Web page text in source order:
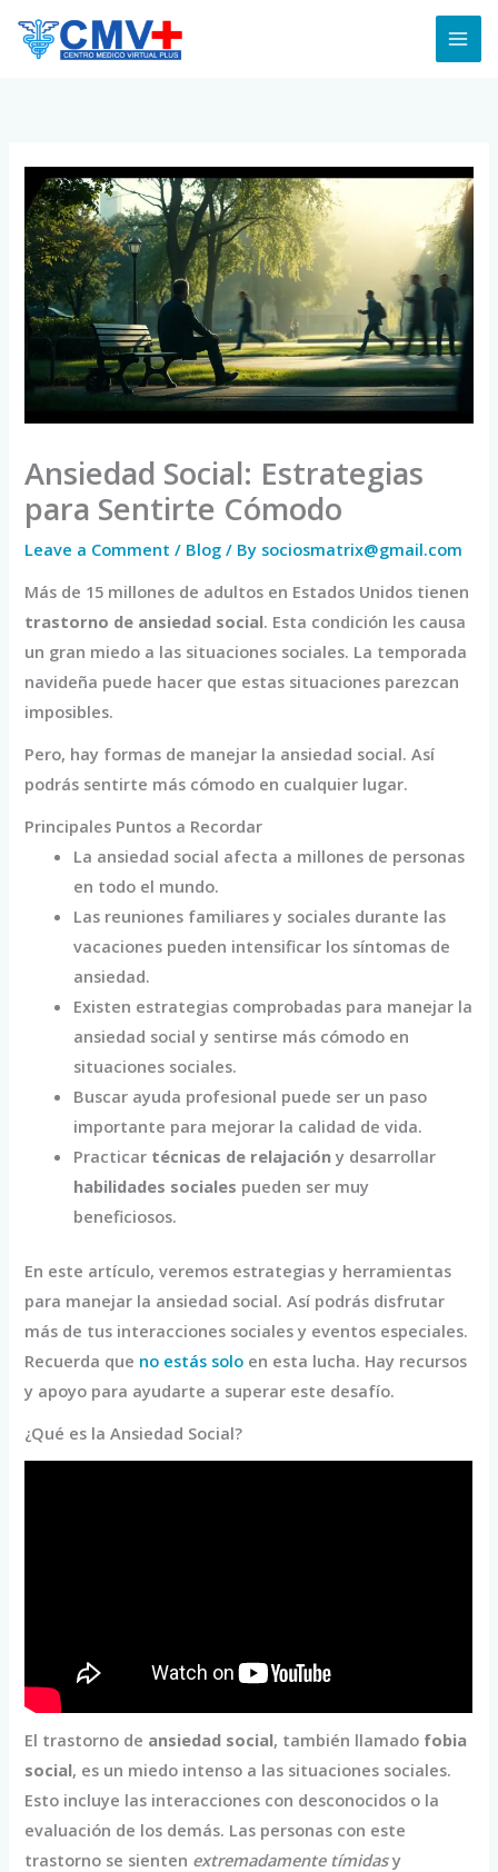
Ansiedad Social: Estrategias
para Sentirte Cómodo
Leave a Comment / Blog / By sociosmatrix@gmail.com
Más de 15 millones de adultos en Estados Unidos tienen
trastorno de ansiedad social. Esta condición les causa
un gran miedo a las situaciones sociales. La temporada
navideña puede hacer que estas situaciones parezcan
imposibles.
Pero, hay formas de manejar la ansiedad social. Así
podrás sentirte más cómodo en cualquier lugar.
Principales Puntos a Recordar
La ansiedad social afecta a millones de personas
en todo el mundo.
Las reuniones familiares y sociales durante las
vacaciones pueden intensificar los síntomas de
ansiedad.
Existen estrategias comprobadas para manejar la
ansiedad social y sentirse más cómodo en
situaciones sociales.
Buscar ayuda profesional puede ser un paso
importante para mejorar la calidad de vida.
Practicar técnicas de relajación y desarrollar
habilidades sociales pueden ser muy
beneficiosos.
En este artículo, veremos estrategias y herramientas
para manejar la ansiedad social. Así podrás disfrutar
más de tus interacciones sociales y eventos especiales.
Recuerda que no estás solo en esta lucha. Hay recursos
y apoyo para ayudarte a superar este desafío.
¿Qué es la Ansiedad Social?
El trastorno de ansiedad social, también llamado fobia
social, es un miedo intenso a las situaciones sociales.
Esto incluye las interacciones con desconocidos o la
evaluación de los demás. Las personas con este
trastorno se sienten extremadamente tímidasy